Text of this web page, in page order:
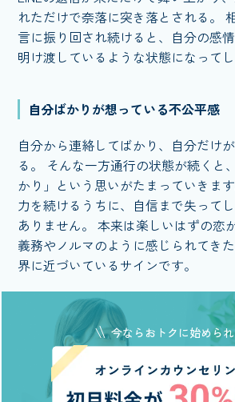
れただけで奈落に突き落とされる。
言に振り回され続けると、自分の感
明け渡しているような状態になってし
自分ばかりが想っている不公平感
自分から連絡してばかり、自分だけ
る。 そんな一方通行の状態が続くと
かり」という思いがたまっていきま
力を続けるうちに、自信まで失って
ありません。 本来は楽しいはずの恋
義務やノルマのように感じられてき
界に近づいているサインです。
今ならおトクに始めら